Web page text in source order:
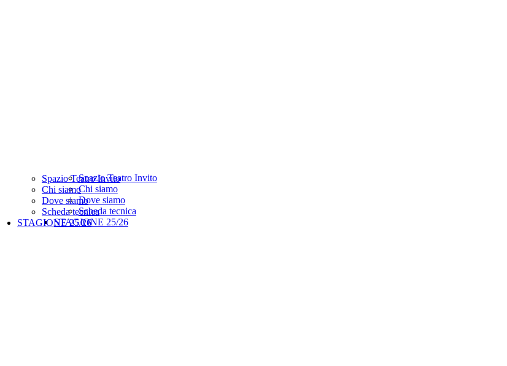
Spazio Teatro Invito
Chi siamo
Dove siamo
Scheda tecnica
STAGIONE 25/26
Spazio Teatro Invito
Chi siamo
Dove siamo
Scheda tecnica
STAGIONE 25/26